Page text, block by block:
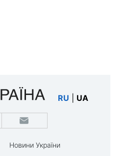
RU UA
Новини України